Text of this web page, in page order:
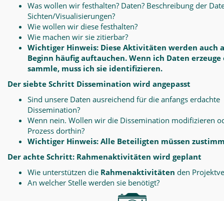
Was wollen wir festhalten? Daten? Beschreibung der
Sichten/Visualisierungen?
Wie wollen wir diese festhalten?
Wie machen wir sie zitierbar?
Wichtiger Hinweis: Diese Aktivitäten werden auch
Beginn häufig auftauchen. Wenn ich Daten erzeuge
sammle, muss ich sie identifizieren.
Der siebte Schritt Dissemination wird angepasst
Sind unsere Daten ausreichend für die anfangs erdachte
Dissemination?
Wenn nein. Wollen wir die Dissemination modifizieren
Prozess dorthin?
Wichtiger Hinweis: Alle Beteiligten müssen
Der achte Schritt: Rahmenaktivitäten wird geplant
Wie unterstützen die Rahmenaktivitäten den
An welcher Stelle werden sie benötigt?